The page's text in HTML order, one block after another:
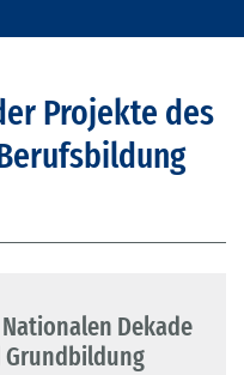
Projekte des
Dekade